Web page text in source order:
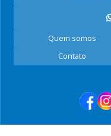
Quem somos
Contato